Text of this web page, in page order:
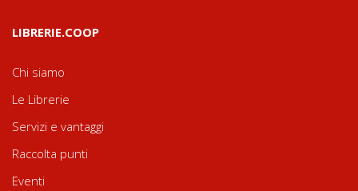
LIBRERIE.COOP
Chi siamo
Le Librerie
Servizi e vantaggi
Raccolta punti
Eventi